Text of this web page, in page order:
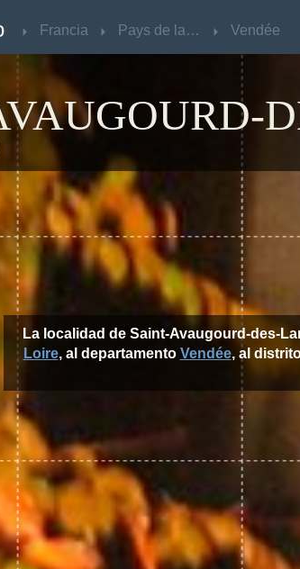
Francia Pays de la Loire Vendée
La localidad de Saint-Avaugourd-des-
Loire, al departamento Vendée, al
Francia Pays de la Loire Vendée